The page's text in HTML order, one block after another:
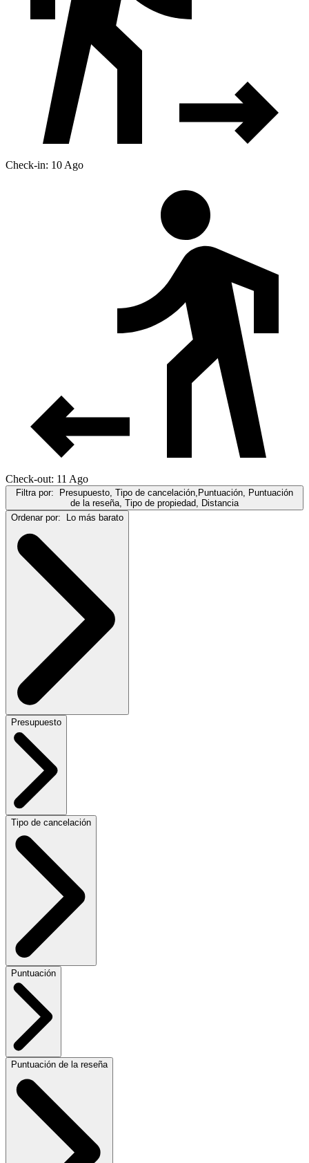
Check-in: 10 Ago
Check-out: 11 Ago
Filtra por:
Presupuesto, Tipo de cancelación,Puntuación, Puntuación
de la reseña, Tipo de propiedad, Distancia
Ordenar por:
Lo más barato
Presupuesto
Tipo de cancelación
Puntuación
Puntuación de la reseña